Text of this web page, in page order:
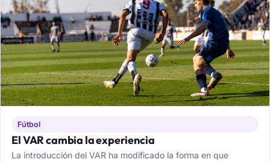
Fútbol
El VAR cambia la experiencia
La introducción del VAR ha modificado la forma en que